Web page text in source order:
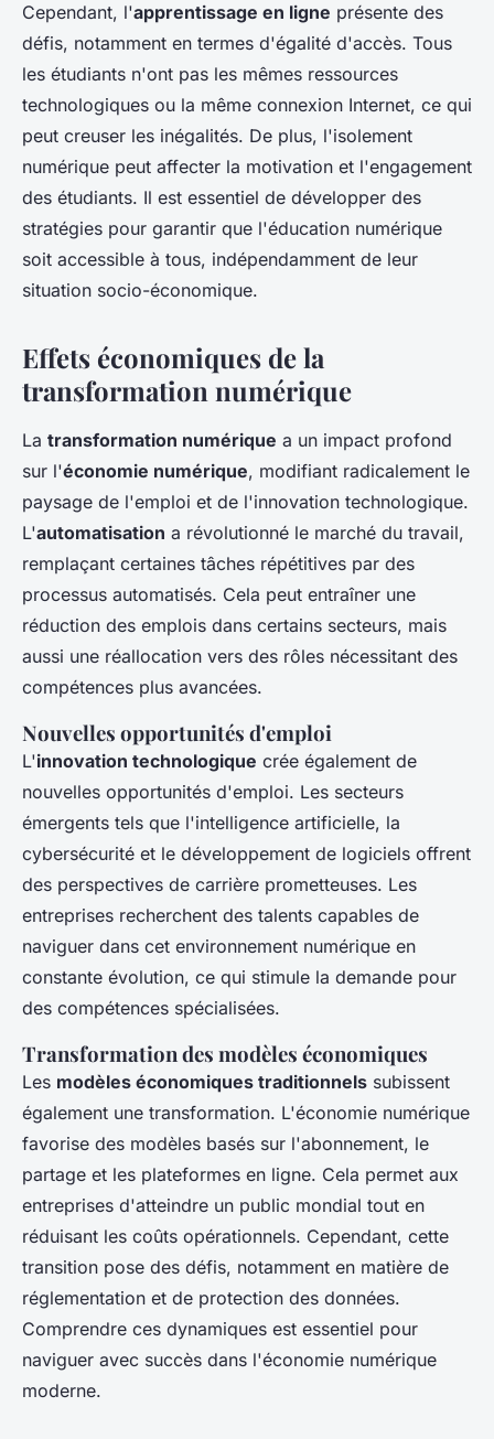
Cependant, l'apprentissage en ligne présente des
défis, notamment en termes d'égalité d'accès. Tous
les étudiants n'ont pas les mêmes ressources
technologiques ou la même connexion Internet, ce qui
peut creuser les inégalités. De plus, l'isolement
numérique peut affecter la motivation et l'engagement
des étudiants. Il est essentiel de développer des
stratégies pour garantir que l'éducation numérique
soit accessible à tous, indépendamment de leur
situation socio-économique.
Effets économiques de la
transformation numérique
La transformation numérique a un impact profond
sur l'économie numérique, modifiant radicalement le
paysage de l'emploi et de l'innovation technologique.
L'automatisation a révolutionné le marché du travail,
remplaçant certaines tâches répétitives par des
processus automatisés. Cela peut entraîner une
réduction des emplois dans certains secteurs, mais
aussi une réallocation vers des rôles nécessitant des
compétences plus avancées.
Nouvelles opportunités d'emploi
L'innovation technologique crée également de
nouvelles opportunités d'emploi. Les secteurs
émergents tels que l'intelligence artificielle, la
cybersécurité et le développement de logiciels offrent
des perspectives de carrière prometteuses. Les
entreprises recherchent des talents capables de
naviguer dans cet environnement numérique en
constante évolution, ce qui stimule la demande pour
des compétences spécialisées.
Transformation des modèles économiques
Les modèles économiques traditionnels subissent
également une transformation. L'économie numérique
favorise des modèles basés sur l'abonnement, le
partage et les plateformes en ligne. Cela permet aux
entreprises d'atteindre un public mondial tout en
réduisant les coûts opérationnels. Cependant, cette
transition pose des défis, notamment en matière de
réglementation et de protection des données.
Comprendre ces dynamiques est essentiel pour
naviguer avec succès dans l'économie numérique
moderne.